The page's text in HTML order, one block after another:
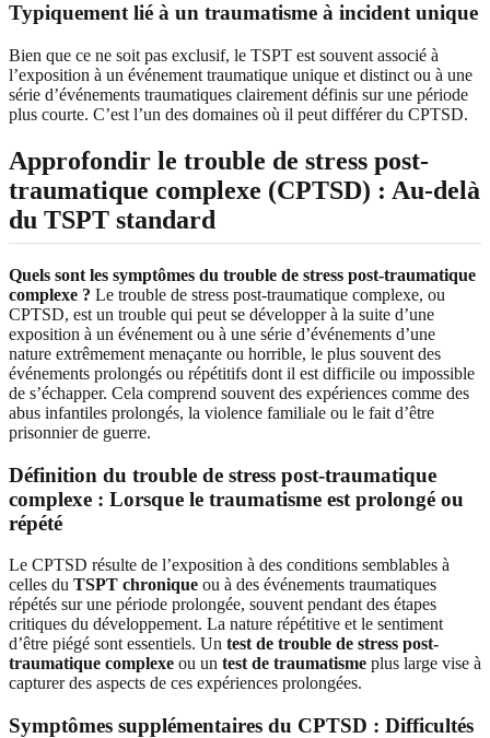
Typiquement lié à un traumatisme à incident unique
Bien que ce ne soit pas exclusif, le TSPT est souvent associé à
l’exposition à un événement traumatique unique et distinct ou à une
série d’événements traumatiques clairement définis sur une période
plus courte. C’est l’un des domaines où il peut différer du CPTSD.
Approfondir le trouble de stress post-
traumatique complexe (CPTSD) : Au-delà
du TSPT standard
Quels sont les symptômes du trouble de stress post-traumatique
complexe ? Le trouble de stress post-traumatique complexe, ou
CPTSD, est un trouble qui peut se développer à la suite d’une
exposition à un événement ou à une série d’événements d’une
nature extrêmement menaçante ou horrible, le plus souvent des
événements prolongés ou répétitifs dont il est difficile ou impossible
de s’échapper. Cela comprend souvent des expériences comme des
abus infantiles prolongés, la violence familiale ou le fait d’être
prisonnier de guerre.
Définition du trouble de stress post-traumatique
complexe : Lorsque le traumatisme est prolongé ou
répété
Le CPTSD résulte de l’exposition à des conditions semblables à
celles du TSPT chronique ou à des événements traumatiques
répétés sur une période prolongée, souvent pendant des étapes
critiques du développement. La nature répétitive et le sentiment
d’être piégé sont essentiels. Un test de trouble de stress post-
traumatique complexe ou un test de traumatisme plus large vise à
capturer des aspects de ces expériences prolongées.
Symptômes supplémentaires du CPTSD : Difficultés